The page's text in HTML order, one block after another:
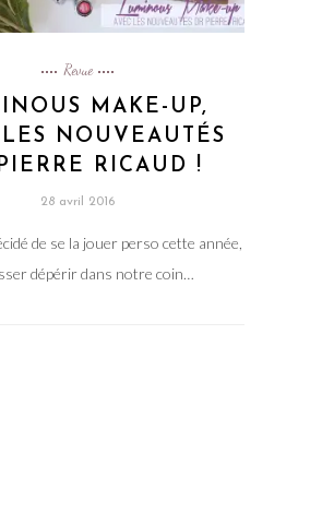
Revue
MAKE-UP,
NOUVEAUTÉS
RICAUD !
28 avril 2016
de se la jouer perso cette année,
dépérir dans notre coin…